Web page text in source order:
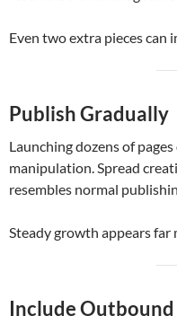
Even two extra pieces can
Publish Gradually
Launching dozens of
manipulation. Spread
resembles normal
Steady growth appears far
Include